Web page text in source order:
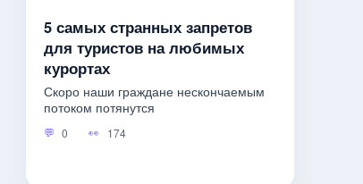
5 самых странных запретов
для туристов на любимых
курортах
Скоро наши граждане нескончаемым
потоком потянутся
0 174